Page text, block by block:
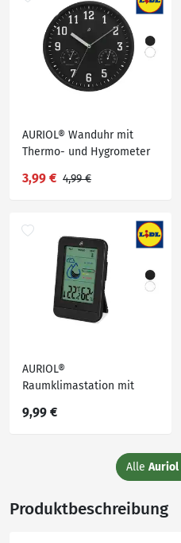
AURIOL® Wanduhr mit
Thermo- und Hygrometer
3,99 € 4,99 €
AURIOL®
Raumklimastation mit
9,99 €
Alle Auriol
Produktbeschreibung